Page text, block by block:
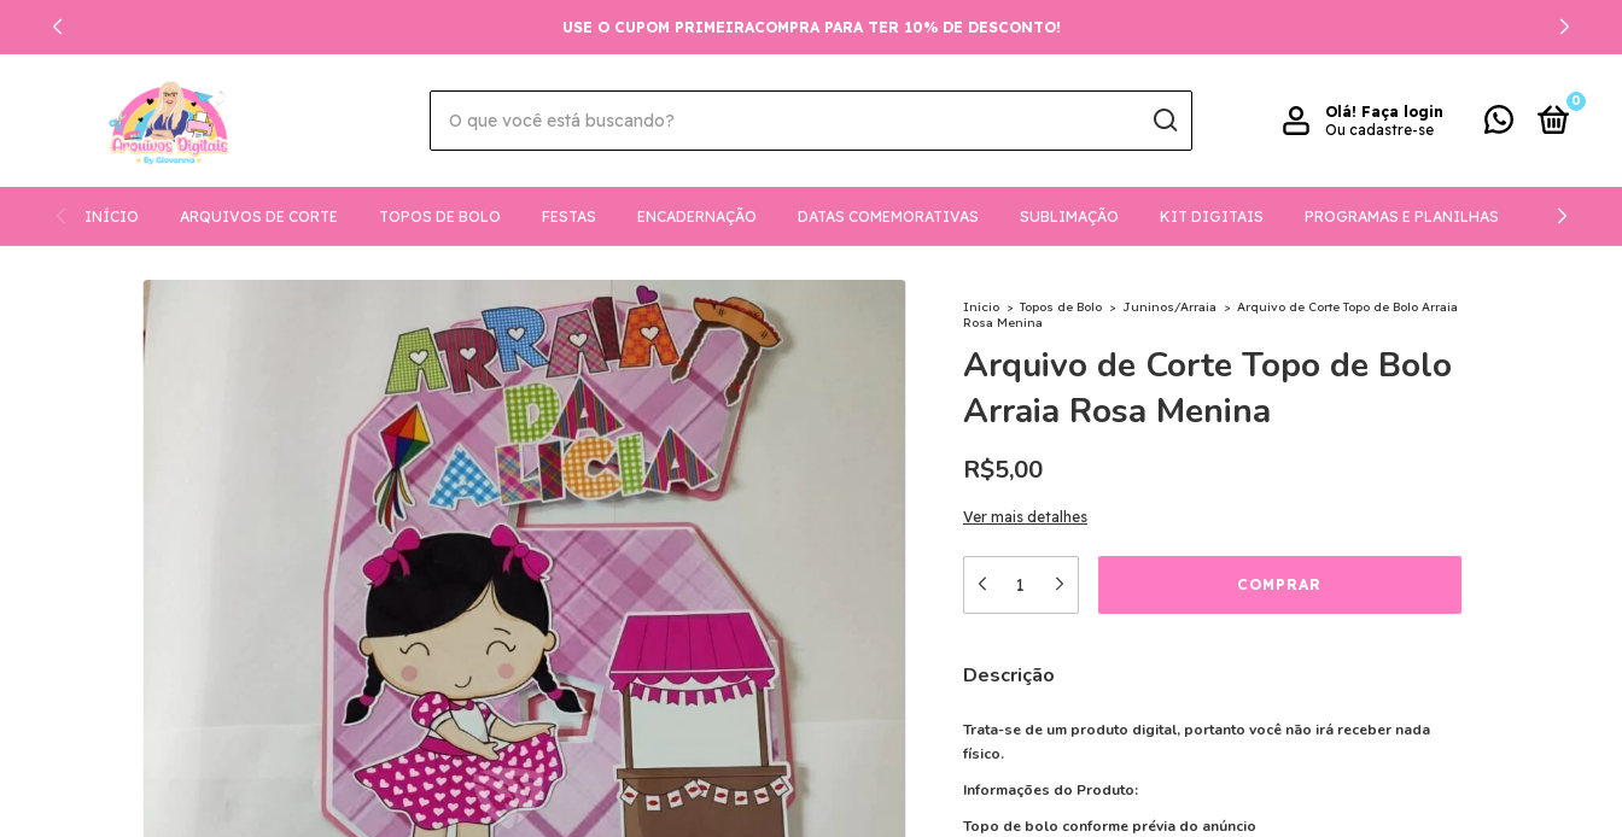
USE O CUPOM PRIMEIRACOMPRA PARA TER 10% DE DESCONTO!
Olá! Faça login
Ou cadastre-se
0
INÍCIO ARQUIVOS DE CORTE TOPOS DE BOLO FESTAS ENCADERNAÇÃO DATAS COMEMORATIVAS SUBLIMAÇÃO KIT DIGITAIS PROGRAMAS E PLANILHAS
Início > Topos de Bolo > Juninos/Arraia > Arquivo de Corte Topo de Bolo Arraia
Rosa Menina
Arquivo de Corte Topo de Bolo
Arraia Rosa Menina
R$5,00
Ver mais detalhes
Descrição
Trata-se de um produto digital, portanto você não irá receber nada
físico.
Informações do Produto:
Topo de bolo conforme prévia do anúncio